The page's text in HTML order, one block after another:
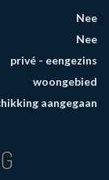
Nee
Nee
privé - eengezins
woongebied
aangegaan